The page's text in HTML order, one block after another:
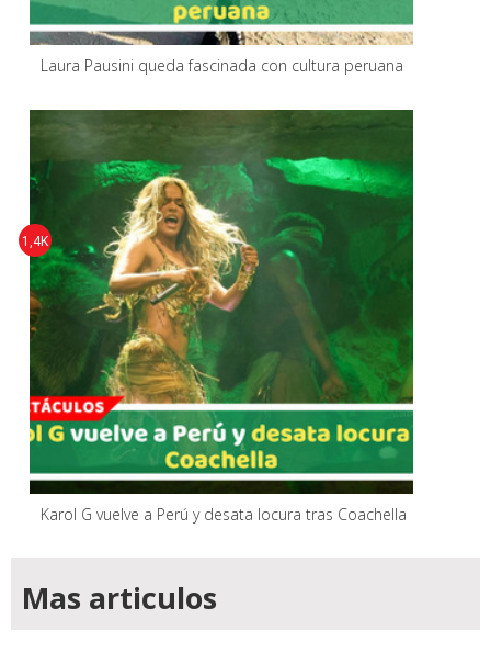
Laura Pausini queda fascinada con cultura peruana
Karol G vuelve a Perú y desata locura tras Coachella
1,4K
Mas articulos